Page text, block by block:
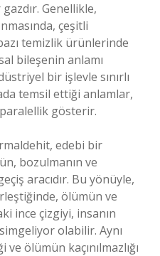
Genellikle,
çeşitli
temizlik ürünlerinde
bileşenin anlamı
bir işlevle sınırlı
temsil ettiği anlamlar,
gösterir.
edebi bir
bozulmanın ve
aracıdır. Bu yönüyle,
ölümün ve
ince çizgiyi, insanın
olabilir. Aynı
ölümün kaçınılmazlığı